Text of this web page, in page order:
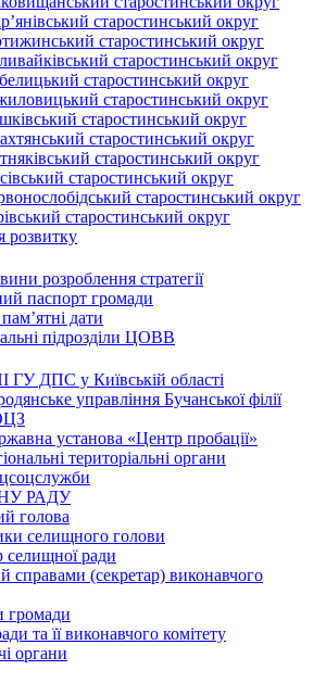
старостинський округ
старостинський округ
старостинський округ
старостинський округ
старостинський округ
старостинський округ
старостинський округ
старостинський округ
старостинський округ
старостинський округ
старостинський округ
розвитку
розроблення стратегії
паспорт громади
дати
підрозділи ЦОВВ
ГУ ДПС у Київській області
управління Бучанської філії
установа «Центр пробації»
територіальні органи
РАДУ
голова
селищного голови
селищної ради
справами (секретар) виконавчого
громади
та її виконавчого комітету
органи